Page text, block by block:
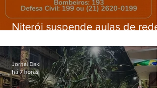
Niterói suspende aulas de rede
ventos fortes nesta sexta (7)
Jornal Daki
há 7 horas